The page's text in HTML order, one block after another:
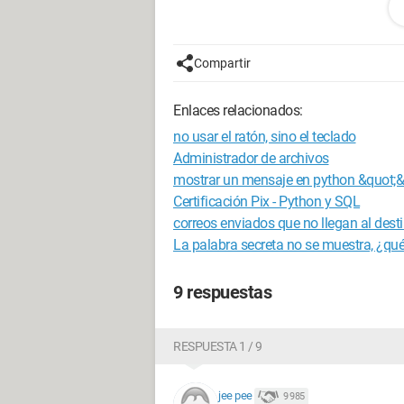
Hola, tengo un pequeño problema...
pueden repetirse. No puedo hacerlo,
Compartir
Enlaces relacionados:
no usar el ratón, sino el teclado
Administrador de archivos
mostrar un mensaje en python
Certificación Pix - Python y SQL
correos enviados que no llegan al
La palabra secreta no se muestra,
9 respuestas
RESPUESTA 1 / 9
jee pee 9 985